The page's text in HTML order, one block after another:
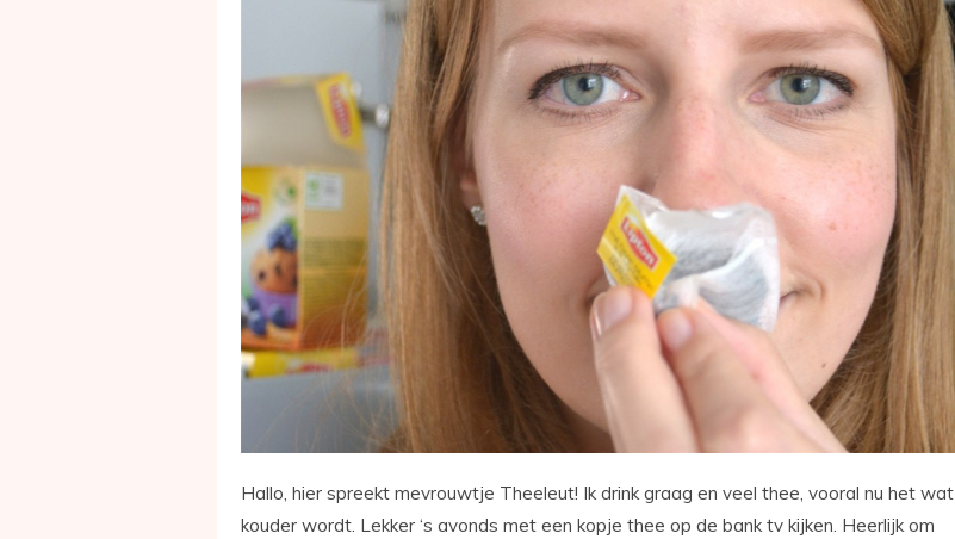
Hallo, hier spreekt mevrouwtje Theeleut! Ik drink graag en veel thee, vooral nu het wat
kouder wordt. Lekker ‘s avonds met een kopje thee op de bank tv kijken. Heerlijk om